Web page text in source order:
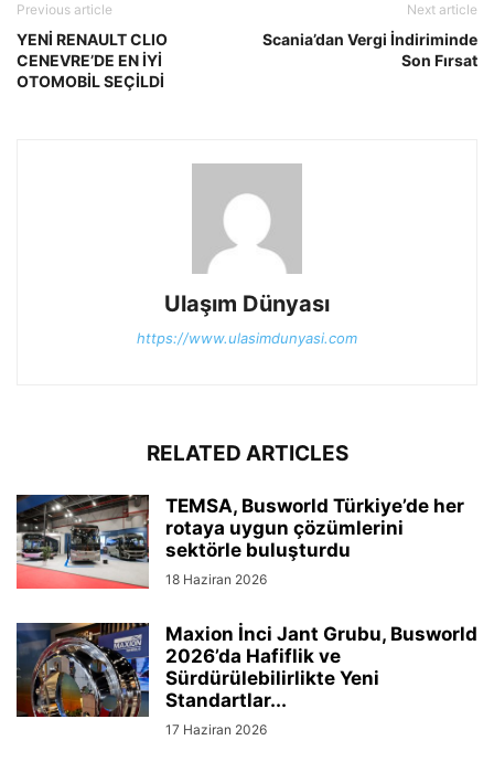
Previous article
YENİ RENAULT CLIO
CENEVRE’DE EN İYİ
OTOMOBİL SEÇİLDİ
Next article
Scania’dan Vergi İndiriminde
Son Fırsat
Ulaşım Dünyası
https://www.ulasimdunyasi.com
RELATED ARTICLES
TEMSA, Busworld Türkiye’de her
rotaya uygun çözümlerini
sektörle buluşturdu
18 Haziran 2026
Maxion İnci Jant Grubu, Busworld
2026’da Hafiflik ve
Sürdürülebilirlikte Yeni
Standartlar...
17 Haziran 2026